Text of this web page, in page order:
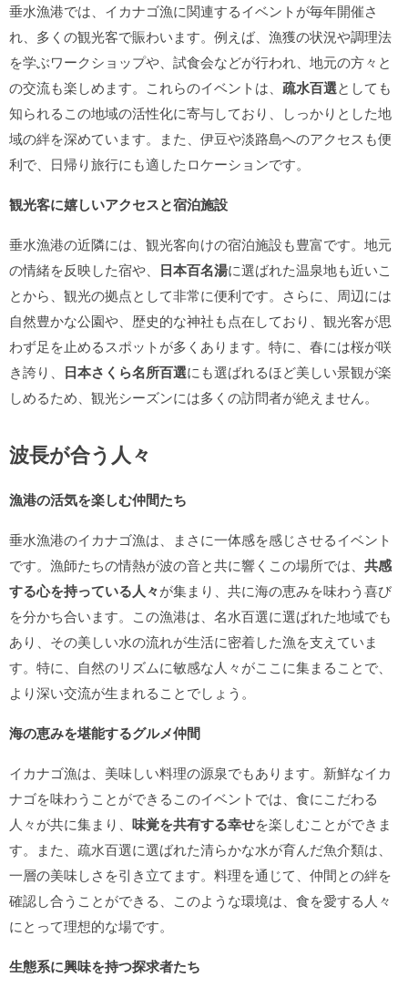
垂水漁港では、イカナゴ漁に関連するイベントが毎年開催さ
れ、多くの観光客で賑わいます。例えば、漁獲の状況や調理法
を学ぶワークショップや、試食会などが行われ、地元の方々と
の交流も楽しめます。これらのイベントは、 疏水百選としても
知られるこの地域の活性化に寄与しており、しっかりとした地
域の絆を深めています。また、伊豆や淡路島へのアクセスも便
利で、日帰り旅行にも適したロケーションです。
観光客に嬉しいアクセスと宿泊施設
垂水漁港の近隣には、観光客向けの宿泊施設も豊富です。地元
の情緒を反映した宿や、 日本百名湯に選ばれた温泉地も近いこ
とから、観光の拠点として非常に便利です。さらに、周辺には
自然豊かな公園や、歴史的な神社も点在しており、観光客が思
わず足を止めるスポットが多くあります。特に、春には桜が咲
き誇り、 日本さくら名所百選にも選ばれるほど美しい景観が楽
しめるため、観光シーズンには多くの訪問者が絶えません。
波長が合う人々
漁港の活気を楽しむ仲間たち
垂水漁港のイカナゴ漁は、まさに一体感を感じさせるイベント
です。漁師たちの情熱が波の音と共に響くこの場所では、 共感
する心を持っている人々が集まり、共に海の恵みを味わう喜び
を分かち合います。この漁港は、名水百選に選ばれた地域でも
あり、その美しい水の流れが生活に密着した漁を支えていま
す。特に、自然のリズムに敏感な人々がここに集まることで、
より深い交流が生まれることでしょう。
海の恵みを堪能するグルメ仲間
イカナゴ漁は、美味しい料理の源泉でもあります。新鮮なイカ
ナゴを味わうことができるこのイベントでは、食にこだわる
人々が共に集まり、 味覚を共有する幸せを楽しむことができま
す。また、疏水百選に選ばれた清らかな水が育んだ魚介類は、
一層の美味しさを引き立てます。料理を通じて、仲間との絆を
確認し合うことができる、このような環境は、食を愛する人々
にとって理想的な場です。
生態系に興味を持つ探求者たち